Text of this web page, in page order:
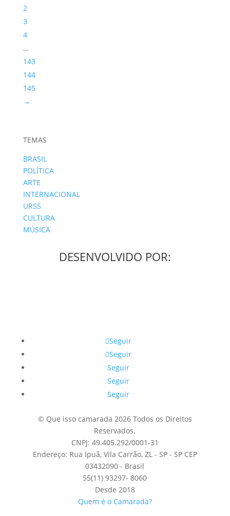
2
3
4
…
143
144
145
→
TEMAS
BRASIL
POLÍTICA
ARTE
INTERNACIONAL
URSS
CULTURA
MÚSICA
DESENVOLVIDO POR:
Seguir
Seguir
Seguir
Seguir
Seguir
© Que isso camarada 2026 Todos os Direitos
Reservados.
CNPJ: 49.405.292/0001-31
Endereço: Rua Ipuã, Vila Carrão, ZL - SP - SP CEP
03432090 - Brasil
55(11) 93297- 8060
Desde 2018
Quem é o Camarada?